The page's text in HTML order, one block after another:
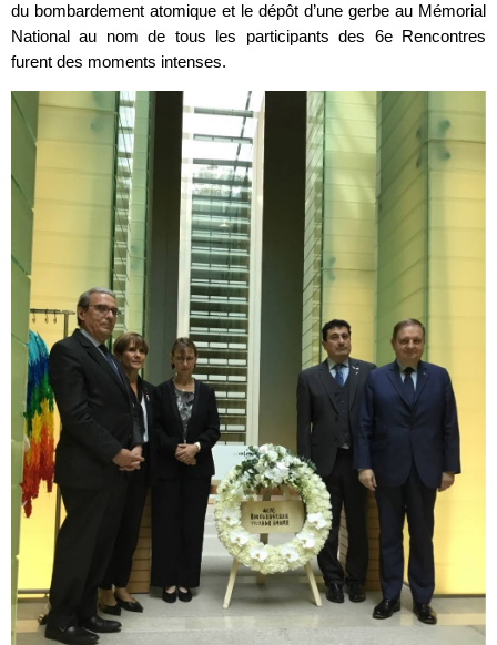
du bombardement atomique et le dépôt d’une gerbe au Mémorial
National au nom de tous les participants des 6e Rencontres
furent des moments intenses.